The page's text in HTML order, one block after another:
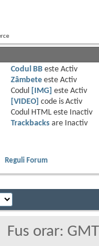
Codul BBeste Activ
Zâmbeteeste Activ
Codul
[IMG] este Activ
[VIDEO] code is Activ
Codul HTML este
Inactiv
Trackbacksare
Inactiv
Reguli Forum
Fus orar: